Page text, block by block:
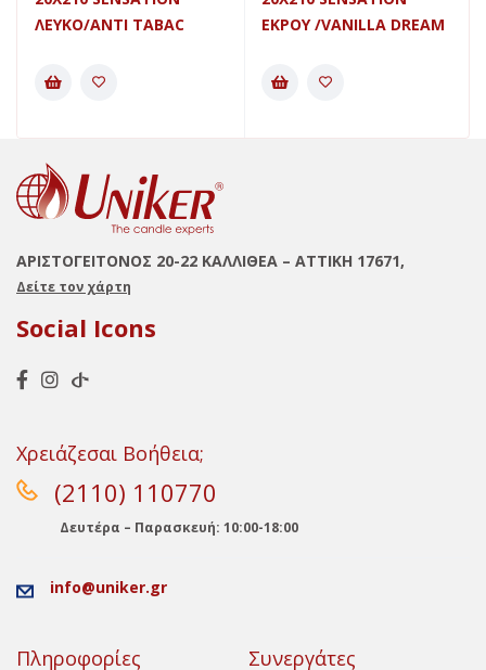
ΛΕΥΚΟ/ANTI TABAC
ΕΚΡΟΥ /VANILLA DREAM
ΑΡΙΣΤΟΓΕΙΤΟΝΟΣ 20-22 ΚΑΛΛΙΘΕΑ – ΑΤΤΙΚΗ 17671,
Δείτε τον χάρτη
Social Icons
Χρειάζεσαι Βοήθεια;
(2110) 110770
Δευτέρα – Παρασκευή: 10:00-18:00
info@uniker.gr
Πληροφορίες Συνεργάτες